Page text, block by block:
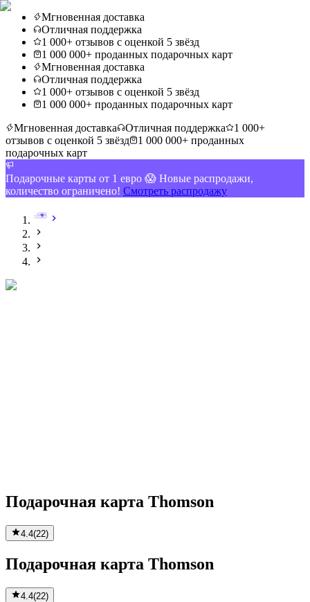
Мгновенная доставка
Отличная поддержка
1 000+ отзывов с оценкой 5 звёзд
1 000 000+ проданных подарочных карт
Мгновенная доставка
Отличная поддержка
1 000+ отзывов с оценкой 5 звёзд
1 000 000+ проданных подарочных карт
Мгновенная доставка
Отличная поддержка
1 000+
отзывов с оценкой 5 звёзд
1 000 000+ проданных
подарочных карт
Подарочные карты от 1 евро 😱 Новые распродажи,
количество ограничено! Смотреть распродажу
Подарочная карта Thomson
4.4(22)
Подарочная карта Thomson
4.4(22)